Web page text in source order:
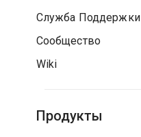
Служба Поддержки
Сообщество
Wiki
Продукты